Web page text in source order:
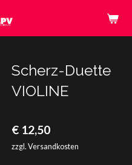
Scherz-Duette
VIOLINE
€ 12,50
zzgl. Versandkosten